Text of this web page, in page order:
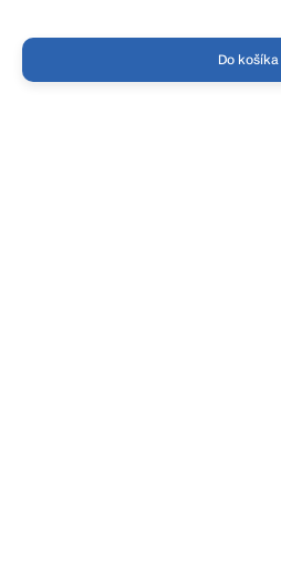
Do košíka